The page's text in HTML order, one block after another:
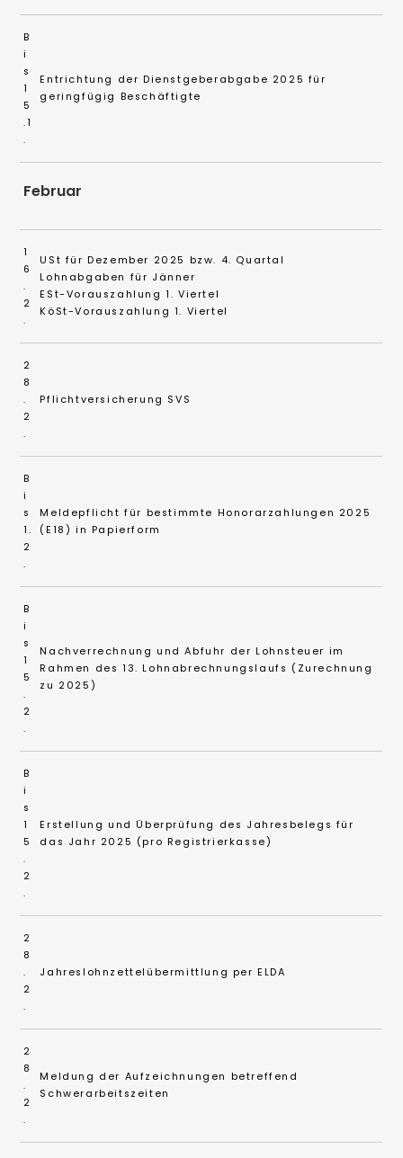
B
i
s
1
5
.1
.
Entrichtung der Dienstgeberabgabe 2025 für
geringfügig Beschäftigte
Februar
1
6
.
2
.
USt für Dezember 2025 bzw. 4. Quartal
Lohnabgaben für Jänner
ESt-Vorauszahlung 1. Viertel
KöSt-Vorauszahlung 1. Viertel
2
8
.
2
.
Pflichtversicherung SVS
B
i
s
1.
2
.
Meldepflicht für bestimmte Honorarzahlungen 2025
(E18) in Papierform
B
i
s
1
5
.
2
.
Nachverrechnung und Abfuhr der Lohnsteuer im
Rahmen des 13. Lohnabrechnungslaufs (Zurechnung
zu 2025)
B
i
s
1
5
.
2
.
Erstellung und Überprüfung des Jahresbelegs für
das Jahr 2025 (pro Registrierkasse)
2
8
.
2
.
Jahreslohnzettelübermittlung per ELDA
2
8
.
2
.
Meldung der Aufzeichnungen betreffend
Schwerarbeitszeiten